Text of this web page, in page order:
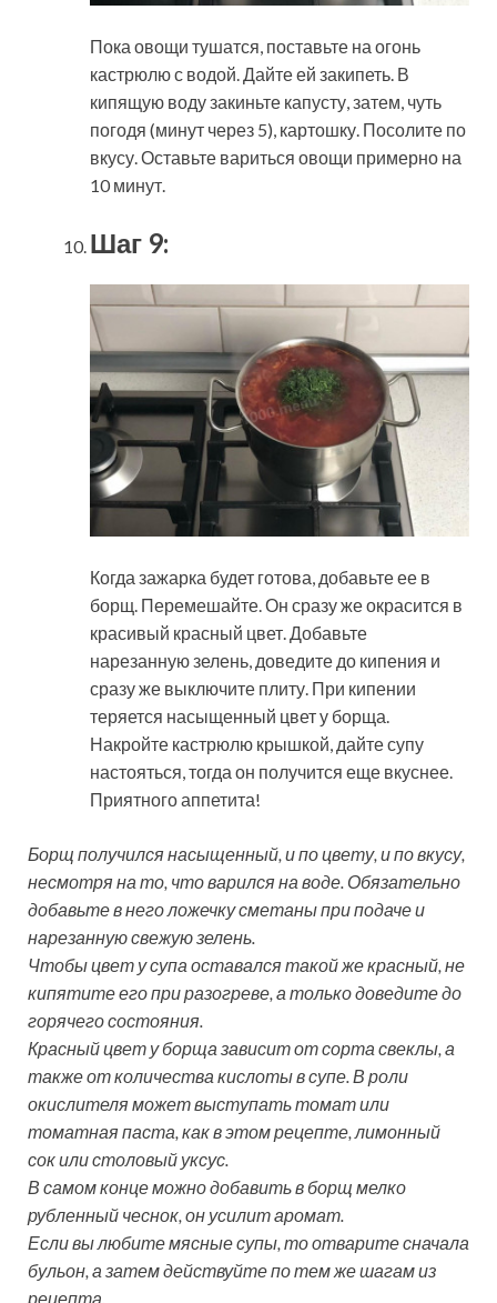
Пока овощи тушатся, поставьте на огонь
кастрюлю с водой. Дайте ей закипеть. В
кипящую воду закиньте капусту, затем, чуть
погодя (минут через 5), картошку. Посолите по
вкусу. Оставьте вариться овощи примерно на
10 минут.
Шаг 9:
Когда зажарка будет готова, добавьте ее в
борщ. Перемешайте. Он сразу же окрасится в
красивый красный цвет. Добавьте
нарезанную зелень, доведите до кипения и
сразу же выключите плиту. При кипении
теряется насыщенный цвет у борща.
Накройте кастрюлю крышкой, дайте супу
настояться, тогда он получится еще вкуснее.
Приятного аппетита!
Борщ получился насыщенный, и по цвету, и по вкусу,
несмотря на то, что варился на воде. Обязательно
добавьте в него ложечку сметаны при подаче и
нарезанную свежую зелень.
Чтобы цвет у супа оставался такой же красный, не
кипятите его при разогреве, а только доведите до
горячего состояния.
Красный цвет у борща зависит от сорта свеклы, а
также от количества кислоты в супе. В роли
окислителя может выступать томат или
томатная паста, как в этом рецепте, лимонный
сок или столовый уксус.
В самом конце можно добавить в борщ мелко
рубленный чеснок, он усилит аромат.
Если вы любите мясные супы, то отварите сначала
бульон, а затем действуйте по тем же шагам из
рецепта.